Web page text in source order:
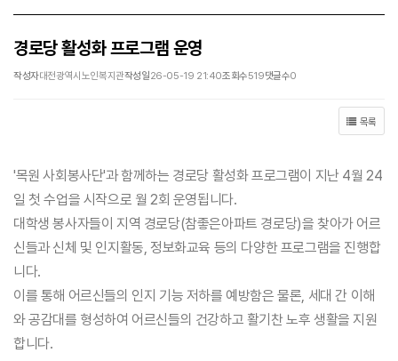
경로당 활성화 프로그램 운영
작성자대전광역시노인복지관작성일26-05-19 21:40조회수519댓글수0
목록
'목원 사회봉사단'과 함께하는 경로당 활성화 프로그램이 지난 4월 24
일 첫 수업을 시작으로 월 2회 운영됩니다.
대학생 봉사자들이 지역 경로당(참좋은아파트 경로당)을 찾아가 어르
신들과 신체 및 인지활동, 정보화교육 등의 다양한 프로그램을 진행합
니다.
이를 통해 어르신들의 인지 기능 저하를 예방함은 물론, 세대 간 이해
와 공감대를 형성하여 어르신들의 건강하고 활기찬 노후 생활을 지원
합니다.